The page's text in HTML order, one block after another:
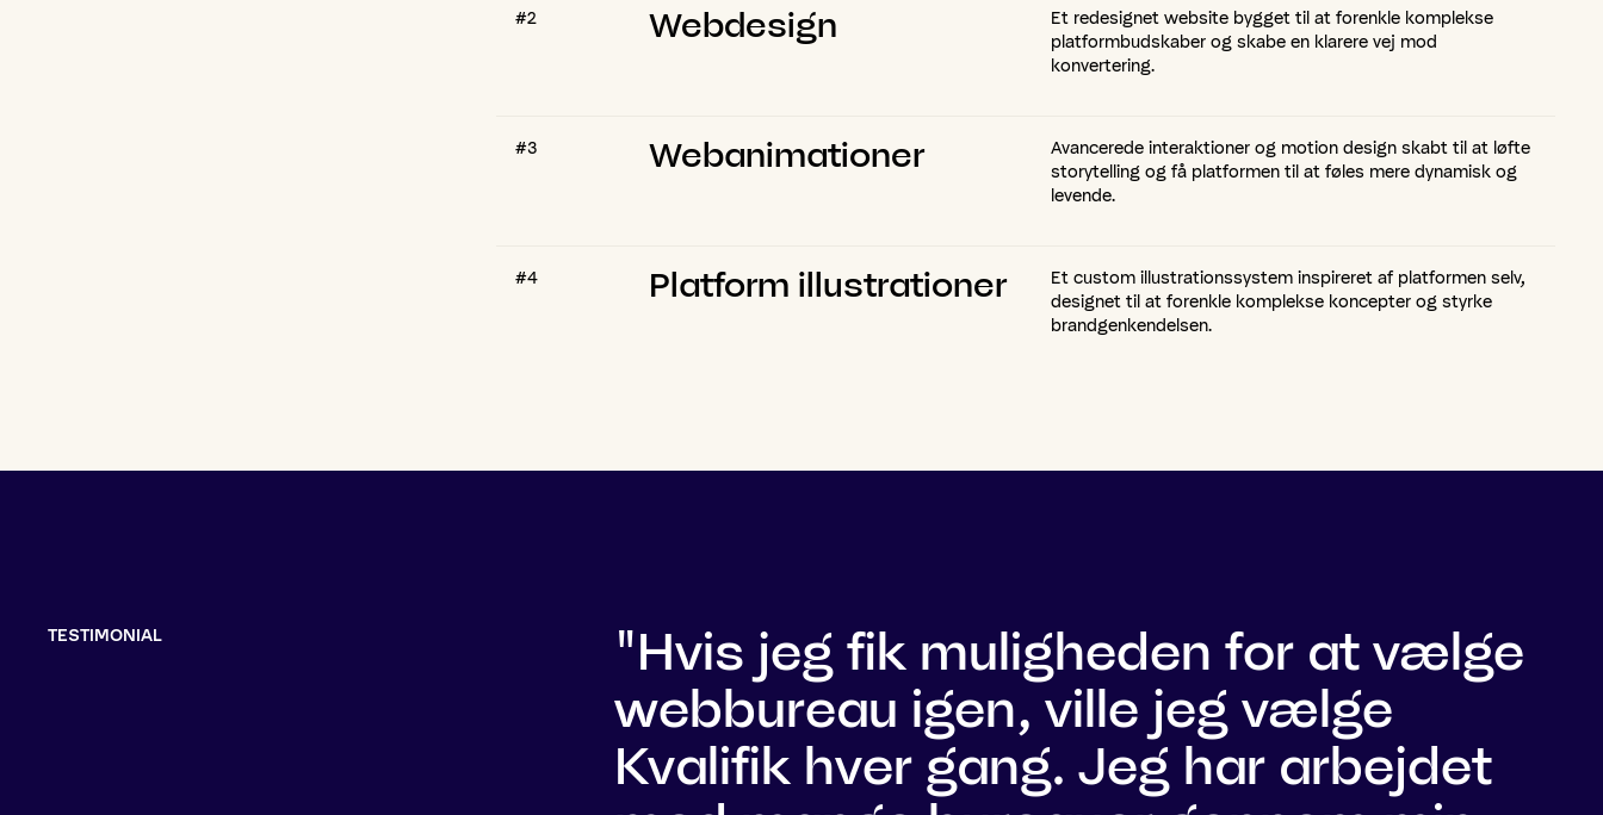
#2 Webdesign
Et redesignet website bygget til at forenkle komplekse
platformbudskaber og skabe en klarere vej mod
konvertering.
#3 Webanimationer
Avancerede interaktioner og motion design skabt til at løfte
storytelling og få platformen til at føles mere dynamisk og
levende.
#4 Platform illustrationer
Et custom illustrationssystem inspireret af platformen selv,
designet til at forenkle komplekse koncepter og styrke
brandgenkendelsen.
TESTIMONIAL
"Hvis jeg fik muligheden for at vælge
webbureau igen, ville jeg vælge
Kvalifik hver gang. Jeg har arbejdet